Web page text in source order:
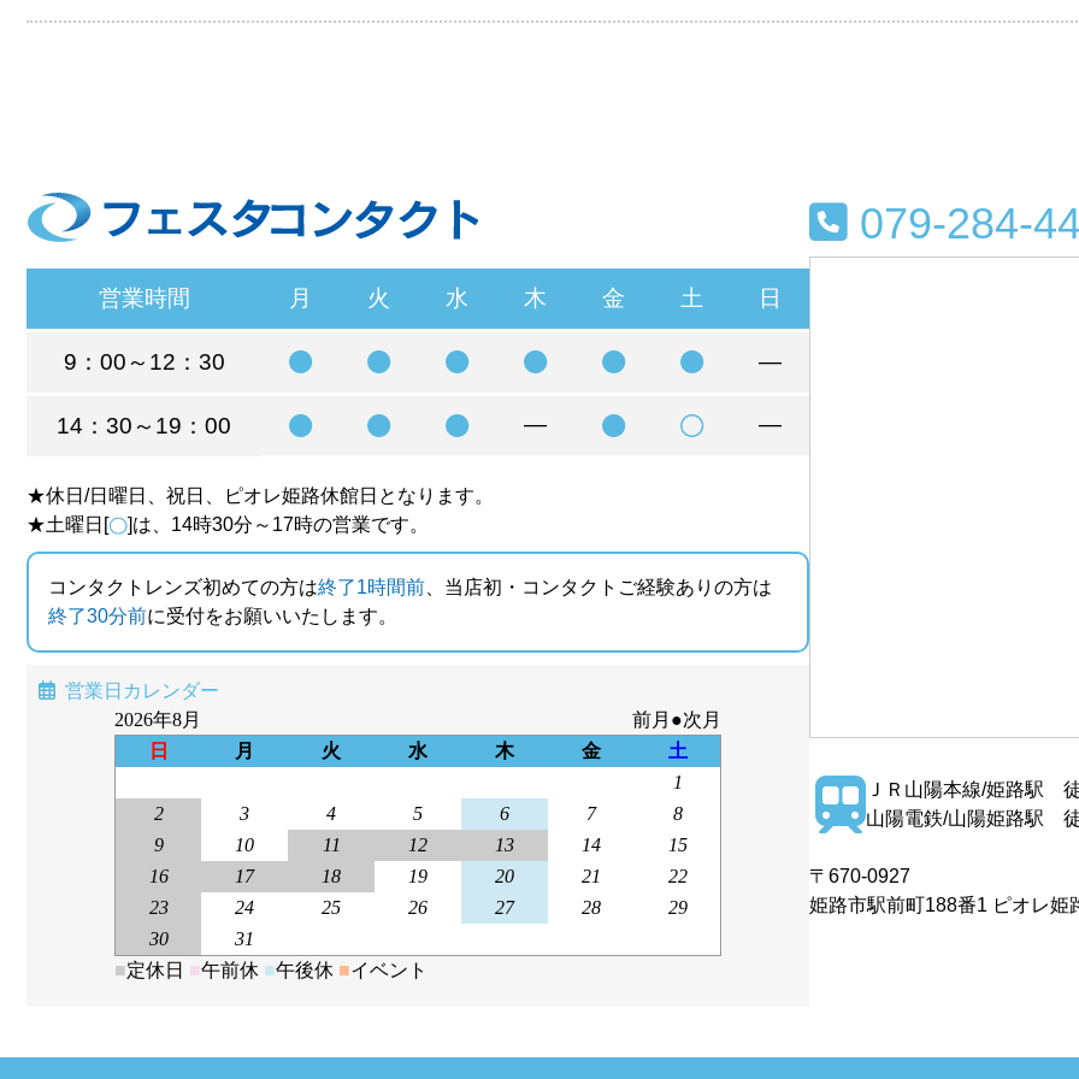
営業時間 月 火 水 木 金 土 日
9：00～12：30 ―
14：30～19：00 ― ―
★休日/日曜日、祝日、ピオレ姫路休館日となります。
★土曜日[
]は、14時30分～17時の営業です。
コンタクトレンズ初めての方は終了1時間前 、当店初・コンタクトご経験ありの方は
終了30分前に受付をお願いいたします。
営業日カレンダー
079-284-
ＪＲ山陽本線/姫路駅
山陽電鉄/山陽姫路駅
〒670-0927
姫路市駅前町188番1 ピオレ姫